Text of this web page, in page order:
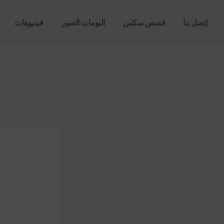
فيديوهات البومات الصور قصص سكس إتصل بنا